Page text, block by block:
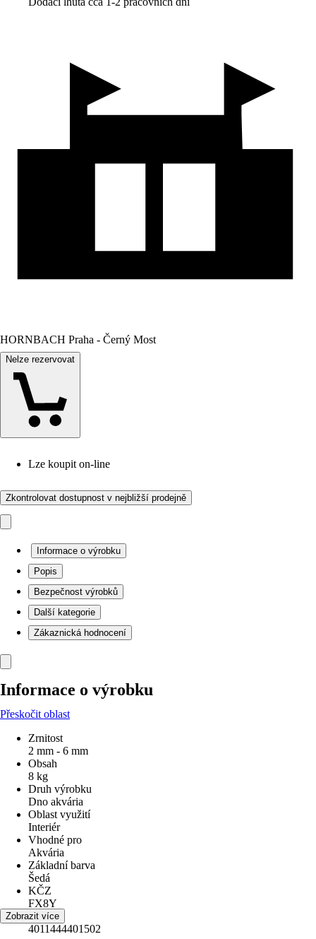
HORNBACH Praha - Černý Most
Nelze rezervovat
Lze koupit on-line
Zkontrolovat dostupnost v nejbližší prodejně
Informace o výrobku
Popis
Bezpečnost výrobků
Další kategorie
Zákaznická hodnocení
Informace o výrobku
Přeskočit oblast
Zrnitost
2 mm - 6 mm
Obsah
8 kg
Druh výrobku
Dno akvária
Oblast využití
Interiér
Vhodné pro
Akvária
Základní barva
Šedá
KČZ
FX8Y
EAN
4011444401502
Zobrazit více